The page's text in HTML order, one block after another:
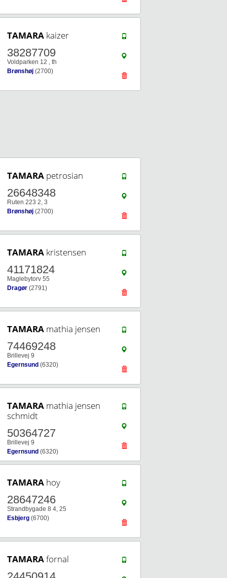
TAMARA kaizer
38287709
Voldparken 12 , th
Brønshøj (2700)
TAMARA petrosian
26648348
Ruten 223 2, 3
Brønshøj (2700)
TAMARA kristensen
41171824
Maglebytorv 55
Dragør (2791)
TAMARA mathia jensen
74469248
Brillevej 9
Egernsund (6320)
TAMARA mathia jensen
schmidt
50364727
Brillevej 9
Egernsund (6320)
TAMARA hoy
28647246
Strandbygade 8 4, 25
Esbjerg (6700)
TAMARAfornal